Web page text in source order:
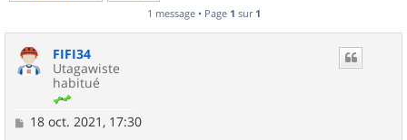
1 message • Page 1 sur 1
FIFI34
Utagawiste
habitué
M18 oct. 2021, 17:30